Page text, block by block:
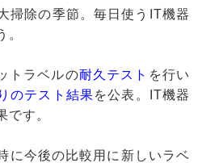
掃除の季節。毎日使うIT機器
。
トラベルの耐久テスト を行い
のテスト結果を公表。IT機器
です。
今後の比較用に新しいラベ